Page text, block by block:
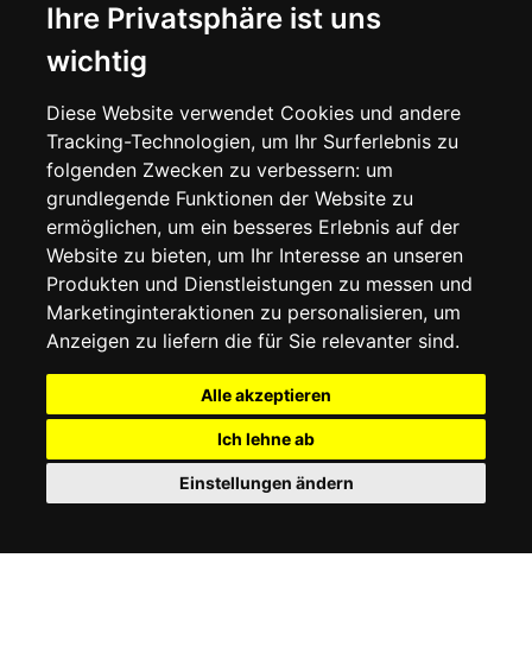
Ihre Privatsphäre ist uns
wichtig
Diese Website verwendet Cookies und andere
Tracking-Technologien, um Ihr Surferlebnis zu
folgenden Zwecken zu verbessern: um
grundlegende Funktionen der Website zu
ermöglichen, um ein besseres Erlebnis auf der
Website zu bieten, um Ihr Interesse an unseren
Produkten und Dienstleistungen zu messen und
Marketinginteraktionen zu personalisieren, um
Anzeigen zu liefern die für Sie relevanter sind.
Alle akzeptieren
Ich lehne ab
Einstellungen ändern
ÜBER UNS
KONTAKTIEREN SIE UNS
ALLGEMEINE GESCHÄFTSBEDINGUNGEN
LIEFERINFORMATIONEN
DATENSCHUTZERKLÄRUNG
COOKIE-RICHTLINIE
MEIN KONTO
BESTELLVERLAUF
ADRESSBUCH
WUNSCHLISTE
SOCIAL
© 2026www.luxlet.com Kontaktieren Sie uns